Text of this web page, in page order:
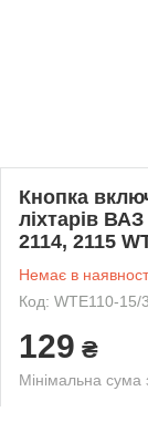
Кнопка
ліхтарів
2114, 2115
Немає в
Код: WTE110-15/
129 ₴
Мінімальна